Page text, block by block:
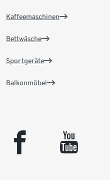
Kaffeemaschinen
Bettwäsche
Sportgeräte
Balkonmöbel
facebook youtube